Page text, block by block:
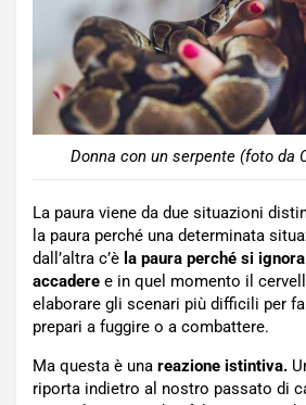
Donna con un serpente (foto da
La paura viene da due situazioni
la paura perché una determinata
dall’altra c’è la paura perché si
accadere e in quel momento il
elaborare gli scenari più difficili per
prepari a fuggire o a combattere.
Ma questa è una reazione istintiva.
riporta indietro al nostro passato di